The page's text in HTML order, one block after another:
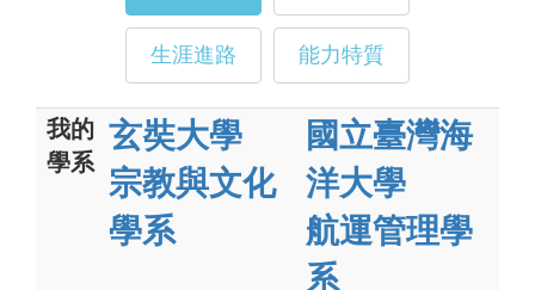
生涯進路 能力特質
我的
學系
玄奘大學
宗教與文化
學系
國立臺灣海
洋大學
航運管理學
系